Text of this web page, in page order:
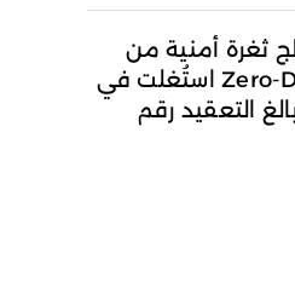
ثغرة أمنية من
نوع Zero-Day استُغلت في
التعقيد رقم